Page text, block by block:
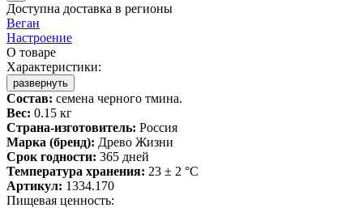
Доступна доставка в регионы
Веган
Настроение
О товаре
Характеристики:
развернуть
Состав: семена черного тмина.
Вес: 0.15 кг
Страна-изготовитель: Россия
Марка (бренд): Древо Жизни
Срок годности: 365 дней
Температура хранения: 23 ± 2 °C
Артикул: 1334.170
Пищевая ценность: